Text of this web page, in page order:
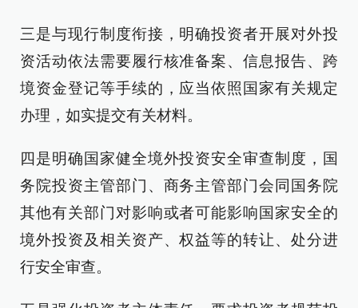
三是与现行制度衔接，明确投资者开展对外投
资活动依法需要履行核准备案、信息报告、跨
境资金登记等手续的，应当依照国家有关规定
办理，如实提交有关材料。
四是明确国家健全境外投资安全审查制度，国
务院投资主管部门、商务主管部门会同国务院
其他有关部门对影响或者可能影响国家安全的
境外投资及相关资产、权益等的转让、处分进
行安全审查。